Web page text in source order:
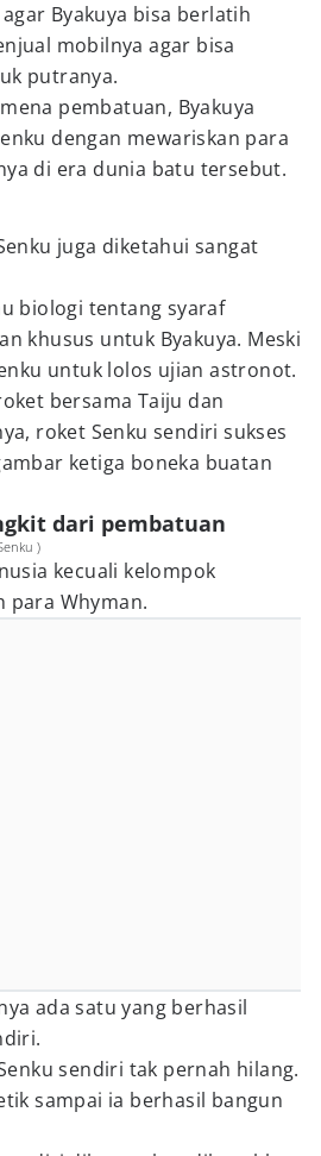
Byakuya bisa berlatih
mobilnya agar bisa
putranya.
pembatuan, Byakuya
dengan mewariskan para
di era dunia batu tersebut.
juga diketahui sangat
biologi tentang syaraf
khusus untuk Byakuya. Meski
untuk lolos ujian astronot.
bersama Taiju dan
roket Senku sendiri sukses
ketiga boneka buatan
dari pembatuan
)
kecuali kelompok
para Whyman.
ada satu yang berhasil
sendiri tak pernah hilang.
sampai ia berhasil bangun